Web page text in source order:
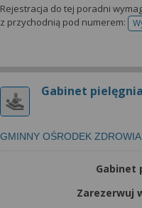
Rejestracja do tej poradni
z przychodnią pod numerem:
Gabinet
GMINNY OŚRODEK
Gabinet
Zarezerwuj